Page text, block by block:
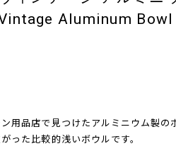
Vintage Aluminum Bowl
用品店で見つけたアルミニウム製の
った比較的浅いボウルです。